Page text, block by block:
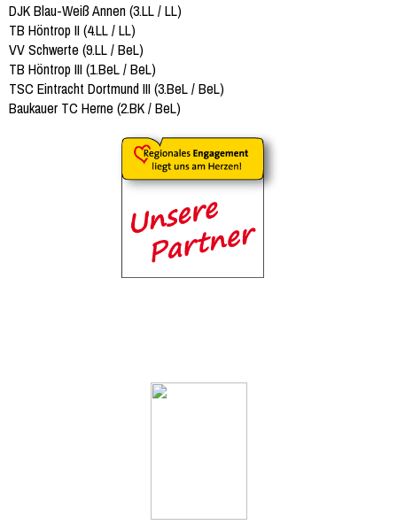
DJK Blau-Weiß Annen (3.LL / LL)
TB Höntrop II (4.LL / LL)
VV Schwerte (9.LL / BeL)
TB Höntrop III (1.BeL / BeL)
TSC Eintracht Dortmund III (3.BeL / BeL)
Baukauer TC Herne (2.BK / BeL)